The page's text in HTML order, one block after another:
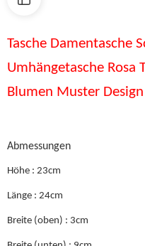
Tasche Damentasche
Umhängetasche Rosa
Blumen Muster Design
Abmessungen
Höhe : 23cm
Länge : 24cm
Breite (oben) : 3cm